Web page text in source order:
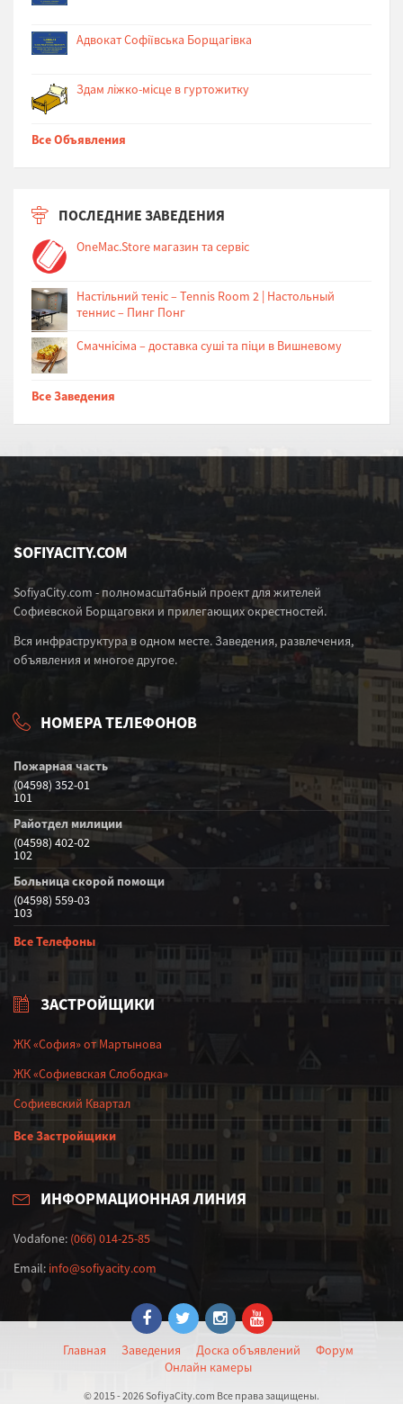
Адвокат Софіївська Борщагівка
Здам ліжко-місце в гуртожитку
Все Объявления
ПОСЛЕДНИЕ ЗАВЕДЕНИЯ
OneMac.Store магазин та сервіс
Настільний теніс – Tennis Room 2 | Настольный
теннис – Пинг Понг
Cмачнісіма – доставка суші та піци в Вишневому
Все Заведения
SOFIYACITY.COM
SofiyaCity.com - полномасштабный проект для жителей
Софиевской Борщаговки и прилегающих окрестностей.
Вся инфраструктура в одном месте. Заведения, развлечения,
объявления и многое другое.
НОМЕРА ТЕЛЕФОНОВ
Пожарная часть
(04598) 352-01
101
Райотдел милиции
(04598) 402-02
102
Больница скорой помощи
(04598) 559-03
103
Все Телефоны
ЗАСТРОЙЩИКИ
ЖК «София» от Мартынова
ЖК «Софиевская Слободка»
Софиевский Квартал
Все Застройщики
ИНФОРМАЦИОННАЯ ЛИНИЯ
Vodafone: (066) 014-25-85
Email: info@sofiyacity.com
Главная Заведения Доска объявлений
Форум
Онлайн камеры
© 2015 - 2026 SofiyaCity.com Все права защищены.